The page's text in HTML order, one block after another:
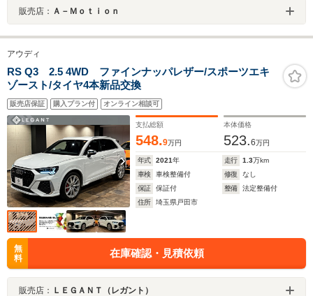
販売店： Ａ－Ｍｏｔｉｏｎ
アウディ
RS Q3 2.5 4WD ファインナッパレザー/スポーツエキ
ゾースト/タイヤ4本新品交換
販売店保証 購入プラン付 オンライン相談可
支払総額
548.9万円
本体価格
523.6万円
年式 2021年 走行 1.3万km
車検
車検整備付 修復
なし
保証
保証付 整備
法定整備付
住所
埼玉県戸田市
無
料
在庫確認・見積依頼
販売店： ＬＥＧＡＮＴ（レガント）